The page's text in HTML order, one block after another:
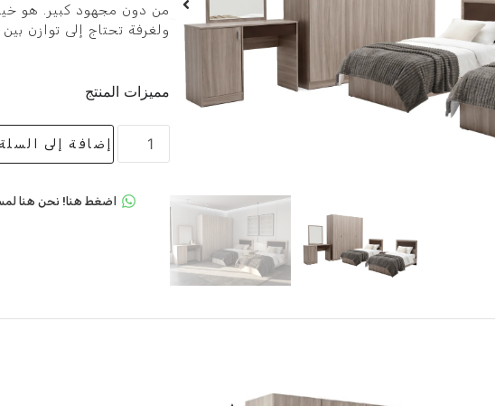
من دون مجهود كبير. هو
ولغرفة تحتاج إلى توازن
مميزات المنتج
إضافة إلى
اضغط هنا! نحن هنا